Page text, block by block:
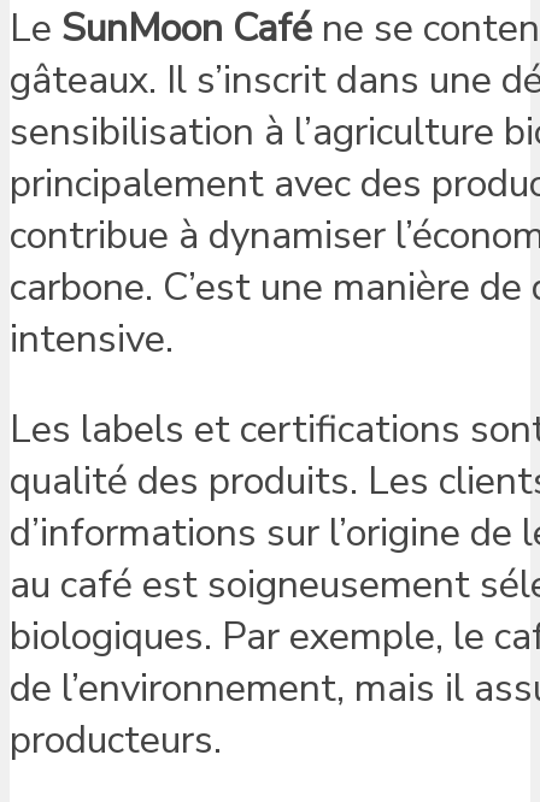
Le SunMoon Café ne se
gâteaux. Il s’inscrit dans une
sensibilisation à l’agriculture
principalement avec des
contribue à dynamiser
carbone. C’est une manière
intensive.
Les labels et certifications
qualité des produits. Les
d’informations sur l’origine
au café est soigneusement
biologiques. Par exemple, le
de l’environnement, mais il
producteurs.